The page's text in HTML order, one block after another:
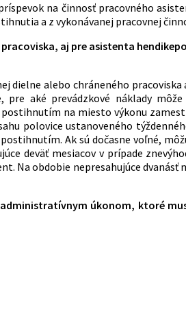
na činnosť pracovného
a z vykonávanej pracovnej
aj pre asistenta
dielne alebo chráneného
aké prevádzkové náklady
na miesto výkonu
polovice ustanoveného
Ak sú dočasne voľné,
deväť mesiacov v prípade
Na obdobie nepresahujúce
úkonom, ktoré